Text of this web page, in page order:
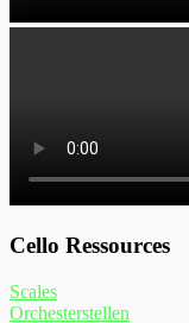
Cello Ressources
Scales
Orchesterstellen